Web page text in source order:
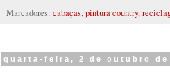
Marcadores: cabaças,pintura country,
quarta-feira, 2 de outubro de